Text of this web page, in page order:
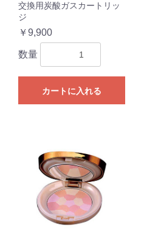
交換用炭酸ガスカートリッ
ジ
￥9,900
数量
カートに入れる